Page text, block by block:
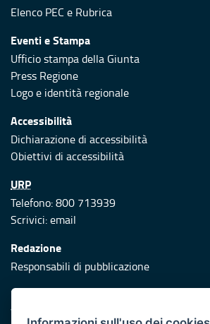
Elenco PEC e Rubrica
Eventi e Stampa
Ufficio stampa della Giunta
Press Regione
Logo e identità regionale
Accessibilità
Dichiarazione di accessibilità
Obiettivi di accessibilità
URP
Telefono: 800 713939
Scrivici:email
Redazione
Responsabili di pubblicazione
Protezione civile
Vai al sito di Protezione Civile Puglia